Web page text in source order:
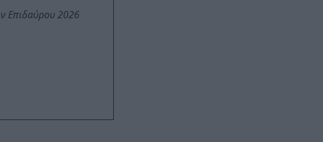
Επιδαύρου 2026